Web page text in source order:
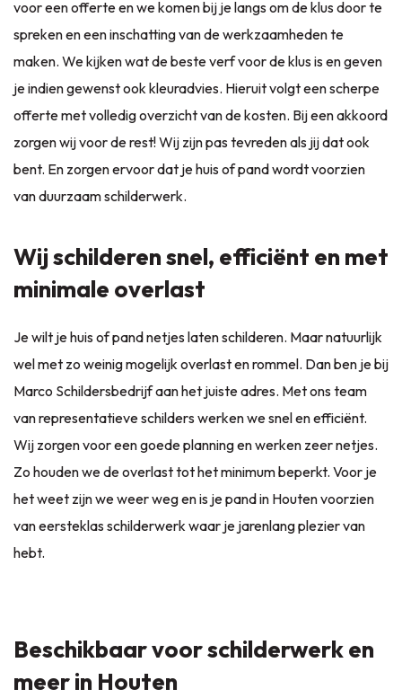
voor een offerte en we komen bij je langs om de klus door te
spreken en een inschatting van de werkzaamheden te
maken. We kijken wat de beste verf voor de klus is en geven
je indien gewenst ook kleuradvies. Hieruit volgt een scherpe
offerte met volledig overzicht van de kosten. Bij een akkoord
zorgen wij voor de rest! Wij zijn pas tevreden als jij dat ook
bent. En zorgen ervoor dat je huis of pand wordt voorzien
van duurzaam schilderwerk.
Wij schilderen snel, efficiënt en met
minimale overlast
Je wilt je huis of pand netjes laten schilderen. Maar natuurlijk
wel met zo weinig mogelijk overlast en rommel. Dan ben je bij
Marco Schildersbedrijf aan het juiste adres. Met ons team
van representatieve schilders werken we snel en efficiënt.
Wij zorgen voor een goede planning en werken zeer netjes.
Zo houden we de overlast tot het minimum beperkt. Voor je
het weet zijn we weer weg en is je pand in Houten voorzien
van eersteklas schilderwerk waar je jarenlang plezier van
hebt.
Beschikbaar voor schilderwerk en
meer in Houten